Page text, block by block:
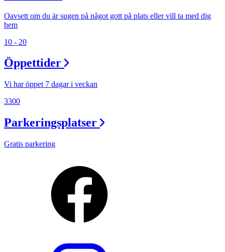
Oavsett om du är sugen på något gott på plats eller vill ta med dig
hem
10 - 20
Öppettider
Vi har öppet 7 dagar i veckan
3300
Parkeringsplatser
Gratis parkering